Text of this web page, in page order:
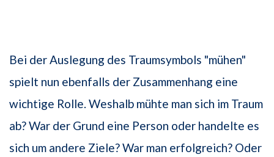
Bei der Auslegung des Traumsymbols "mühen"
spielt nun ebenfalls der Zusammenhang eine
wichtige Rolle. Weshalb mühte man sich im Traum
ab? War der Grund eine Person oder handelte es
sich um andere Ziele? War man erfolgreich? Oder